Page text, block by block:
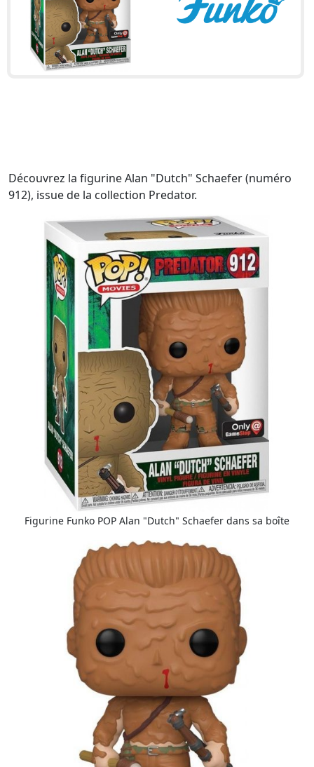
Découvrez la figurine Alan "Dutch" Schaefer (numéro
912), issue de la collection Predator.
Figurine Funko POP Alan "Dutch" Schaefer dans sa boîte